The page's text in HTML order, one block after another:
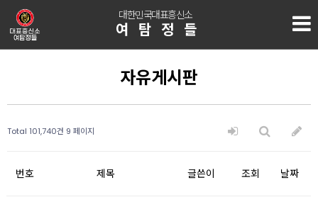
대한민국대표흥신소
여탐정들
자유게시판
Total 101,740건 9 페이지
번호 제목 글쓴이 조회 날짜